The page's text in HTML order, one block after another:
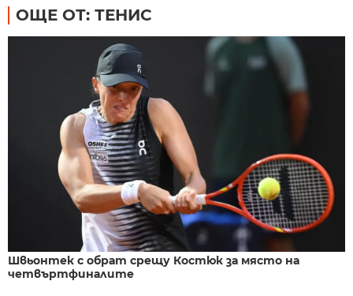
ОЩЕ ОТ: ТЕНИС
Швьонтек с обрат срещу Костюк за място на
четвъртфиналите